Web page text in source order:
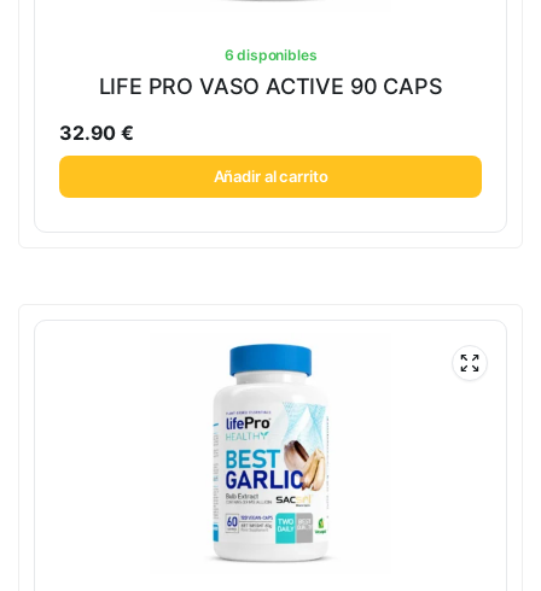
6 disponibles
LIFE PRO VASO ACTIVE 90 CAPS
32.90€
Añadir al carrito